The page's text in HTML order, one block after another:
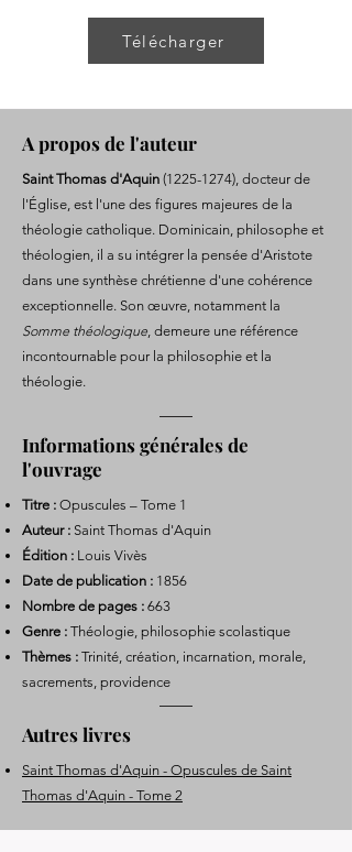
Télécharger
A propos de l'auteur
Saint Thomas d'Aquin (1225-1274), docteur de
l'Église, est l'une des figures majeures de la
théologie catholique. Dominicain, philosophe et
théologien, il a su intégrer la pensée d'Aristote
dans une synthèse chrétienne d'une cohérence
exceptionnelle. Son œuvre, notamment la
Somme théologique, demeure une référence
incontournable pour la philosophie et la
théologie.
Informations générales de
l'ouvrage
Titre : Opuscules – Tome 1
Auteur : Saint Thomas d'Aquin
Édition : Louis Vivès
Date de publication : 1856
Nombre de pages : 663
Genre : Théologie, philosophie scolastique
Thèmes : Trinité, création, incarnation, morale,
sacrements, providence
Autres livres
Saint Thomas d'Aquin - Opuscules de Saint
Thomas d'Aquin - Tome 2